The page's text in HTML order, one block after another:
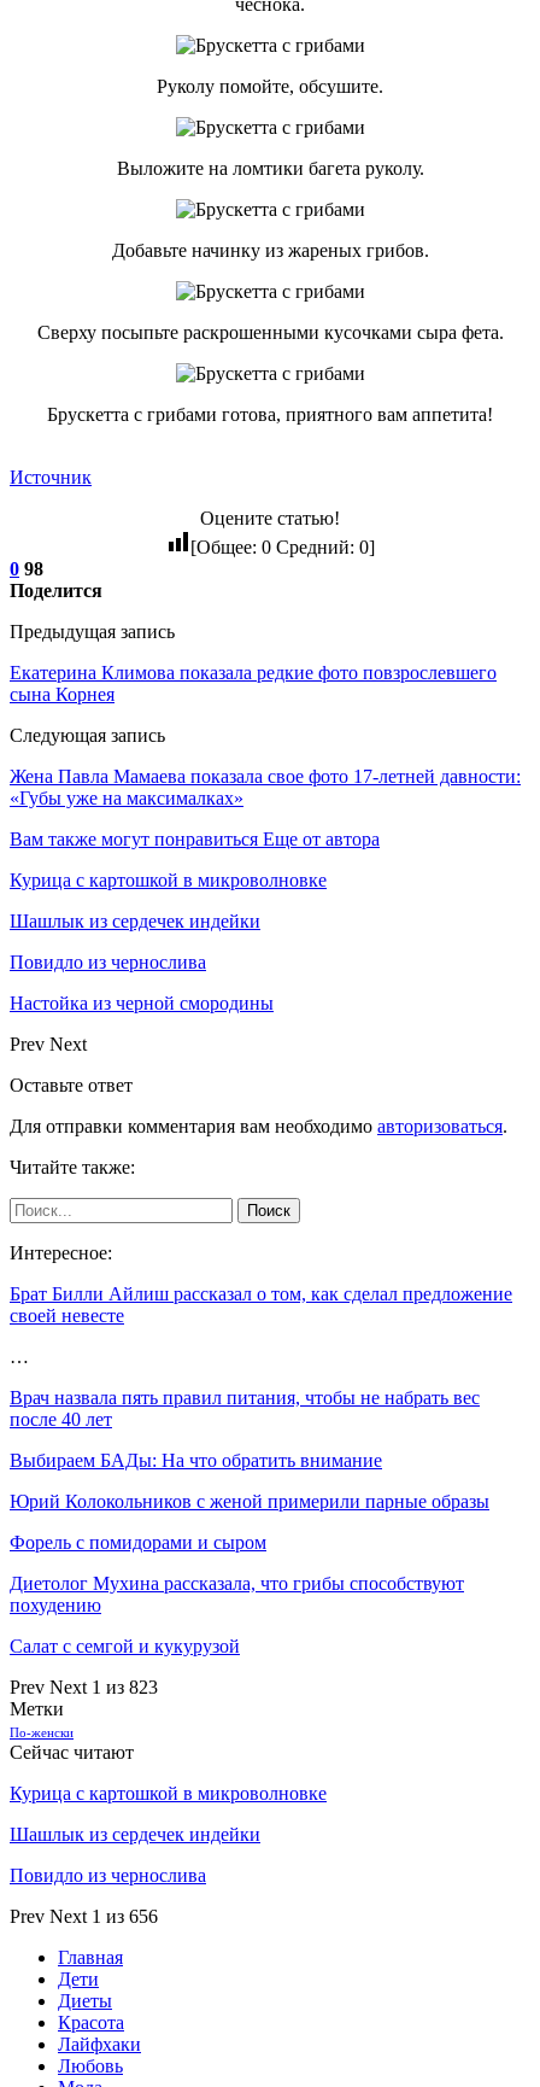
чеснока.
Руколу помойте, обсушите.
Выложите на ломтики багета руколу.
Добавьте начинку из жареных грибов.
Сверху посыпьте раскрошенными кусочками сыра фета.
Брускетта с грибами готова, приятного вам аппетита!
Источник
Оцените статью!
[Общее: 0Средний: 0]
0 98
Поделится
Предыдущая запись
Екатерина Климова показала редкие фото повзрослевшего
сына Корнея
Следующая запись
Жена Павла Мамаева показала свое фото 17-летней давности:
«Губы уже на максималках»
Вам также могут понравиться Еще от автора
Курица с картошкой в микроволновке
Шашлык из сердечек индейки
Повидло из чернослива
Настойка из черной смородины
Prev Next
Оставьте ответ
Для отправки комментария вам необходимо авторизоваться.
Читайте также:
Интересное:
Брат Билли Айлиш рассказал о том, как сделал предложение
своей невесте
…
Врач назвала пять правил питания, чтобы не набрать вес
после 40 лет
Выбираем БАДы: На что обратить внимание
Юрий Колокольников с женой примерили парные образы
Форель с помидорами и сыром
Диетолог Мухина рассказала, что грибы способствуют
похудению
Салат с семгой и кукурузой
Prev Next 1 из 823
Метки
По-женски
Сейчас читают
Курица с картошкой в микроволновке
Шашлык из сердечек индейки
Повидло из чернослива
Prev Next 1 из 656
Главная
Дети
Диеты
Красота
Лайфхаки
Любовь